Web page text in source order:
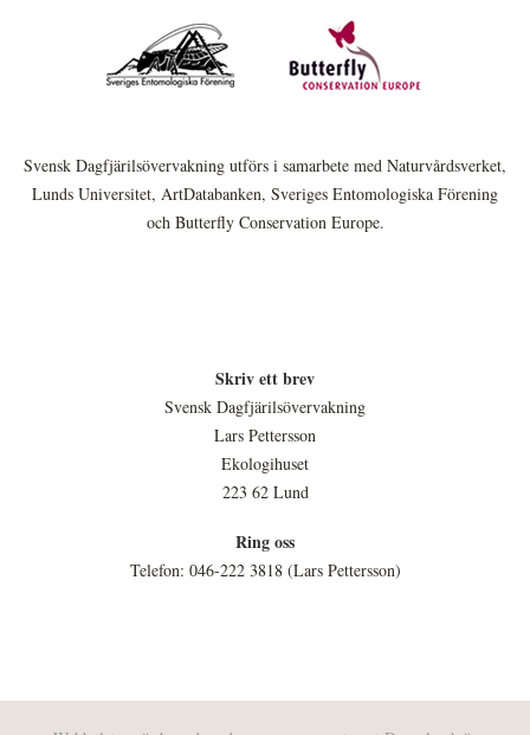
Svensk Dagfjärilsövervakning utförs i samarbete med Naturvårdsverket,
Lunds Universitet, ArtDatabanken, Sveriges Entomologiska Förening
och Butterfly Conservation Europe.
Skriv ett brev
Svensk Dagfjärilsövervakning
Lars Pettersson
Ekologihuset
223 62 Lund
Ring oss
Telefon: 046-222 3818 (Lars Pettersson)